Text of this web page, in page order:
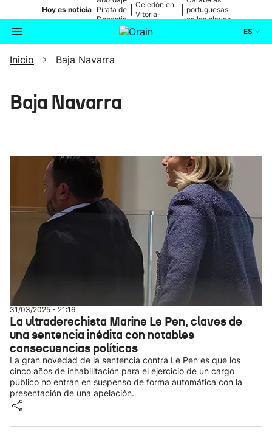
Hoy es noticia Pirata de
Donostia
Celedón en
Vitoria-
portuguesas
en las playas
ES
Buscador
Ikusmiran
Inicio Baja Navarra
Baja Navarra
31/03/2025 - 21:16
La ultraderechista Marine Le Pen, claves de
una sentencia inédita con notables
consecuencias políticas
La gran novedad de la sentencia contra Le Pen es que los
cinco años de inhabilitación para el ejercicio de un cargo
público no entran en suspenso de forma automática con la
presentación de una apelación.